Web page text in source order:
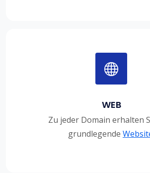
WEB
Zu jeder Domain erhalten
grundlegende